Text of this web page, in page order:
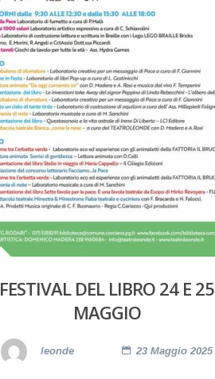
FESTIVAL DEL LIBRO 24 E 25
MAGGIO
leonde 23 Maggio 2025